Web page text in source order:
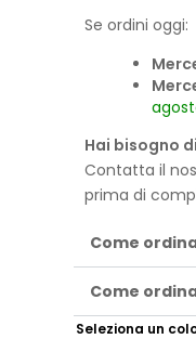
Se ordini oggi:
Hai bisogno
Contatta il
prima di
Come
Come
Seleziona un